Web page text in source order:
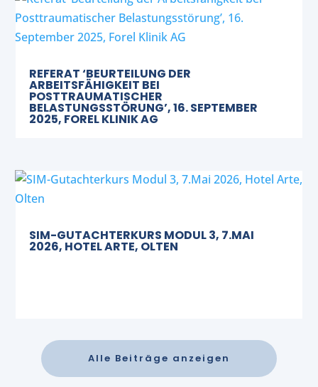
REFERAT ‘BEURTEILUNG DER
ARBEITSFÄHIGKEIT BEI
POSTTRAUMATISCHER
BELASTUNGSSTÖRUNG’, 16. SEPTEMBER
2025, FOREL KLINIK AG
SIM-GUTACHTERKURS MODUL 3, 7.MAI
2026, HOTEL ARTE, OLTEN
Alle Beiträge anzeigen